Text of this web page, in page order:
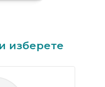
изберете